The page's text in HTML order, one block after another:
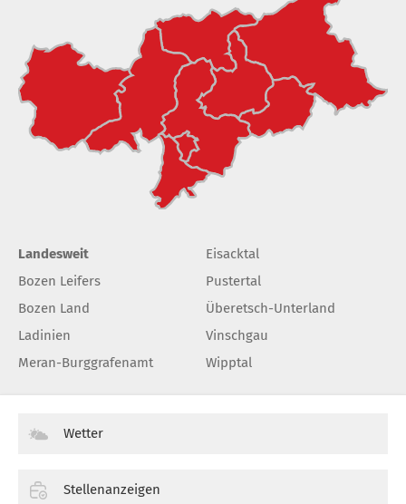
Landesweit
Bozen Leifers
Bozen Land
Ladinien
Meran-Burggrafenamt
Eisacktal
Pustertal
Überetsch-Unterland
Vinschgau
Wipptal
Wetter
Stellenanzeigen